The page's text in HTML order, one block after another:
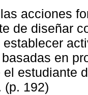
acciones
de diseñar
establecer
en
el estudiante
(p. 192)